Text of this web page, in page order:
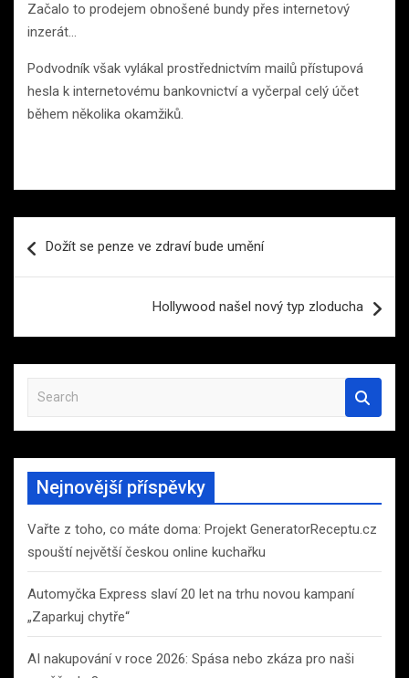
Začalo to prodejem obnošené bundy přes internetový
inzerát…
Podvodník však vylákal prostřednictvím mailů přístupová
hesla k internetovému bankovnictví a vyčerpal celý účet
během několika okamžiků.
proDožít se penze ve zdraví bude umění
Hollywood našel nový typ zloducha
a
r
h
Nejnovější příspěvky
Vařte z toho, co máte doma: Projekt GeneratorReceptu.cz
spouští největší českou online kuchařku
Automyčka Express slaví 20 let na trhu novou kampaní
„Zaparkuj chytře“
AI nakupování v roce 2026: Spása nebo zkáza pro naši